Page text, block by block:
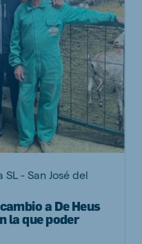
- San José del
a De Heus
la que poder